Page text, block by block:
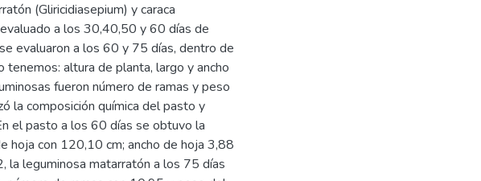
(Gliricidiasepium) y caraca
a los 30,40,50 y 60 días de
evaluaron a los 60 y 75 días, dentro de
altura de planta, largo y ancho
fueron número de ramas y peso
la composición química del pasto y
el pasto a los 60 días se obtuvo la
hoja con 120,10 cm; ancho de hoja 3,88
leguminosa matarratón a los 75 días